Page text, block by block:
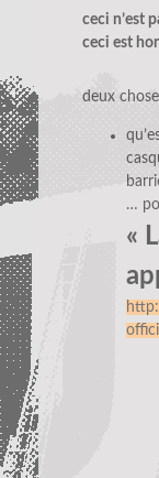
ceci n’est
ceci est
deux
…
«